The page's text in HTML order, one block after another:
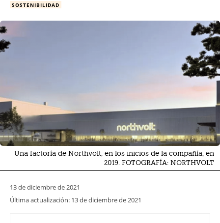
SOSTENIBILIDAD
Una factoría de Northvolt, en los inicios de la compañía, en
2019. FOTOGRAFÍA: NORTHVOLT
13 de diciembre de 2021
Última actualización: 13 de diciembre de 2021